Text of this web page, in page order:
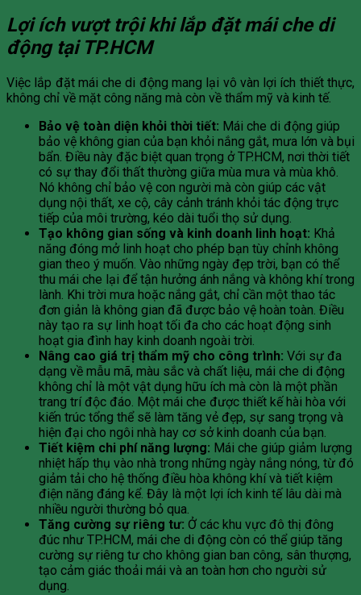
Lợi ích vượt trội khi lắp đặt mái che di
động tại TP.HCM
Việc lắp đặt mái che di động mang lại vô vàn lợi ích thiết thực,
không chỉ về mặt công năng mà còn về thẩm mỹ và kinh tế.
Bảo vệ toàn diện khỏi thời tiết: Mái che di động giúp
bảo vệ không gian của bạn khỏi nắng gắt, mưa lớn và bụi
bẩn. Điều này đặc biệt quan trọng ở TP.HCM, nơi thời tiết
có sự thay đổi thất thường giữa mùa mưa và mùa khô.
Nó không chỉ bảo vệ con người mà còn giúp các vật
dụng nội thất, xe cộ, cây cảnh tránh khỏi tác động trực
tiếp của môi trường, kéo dài tuổi thọ sử dụng.
Tạo không gian sống và kinh doanh linh hoạt: Khả
năng đóng mở linh hoạt cho phép bạn tùy chỉnh không
gian theo ý muốn. Vào những ngày đẹp trời, bạn có thể
thu mái che lại để tận hưởng ánh nắng và không khí trong
lành. Khi trời mưa hoặc nắng gắt, chỉ cần một thao tác
đơn giản là không gian đã được bảo vệ hoàn toàn. Điều
này tạo ra sự linh hoạt tối đa cho các hoạt động sinh
hoạt gia đình hay kinh doanh ngoài trời.
Nâng cao giá trị thẩm mỹ cho công trình: Với sự đa
dạng về mẫu mã, màu sắc và chất liệu, mái che di động
không chỉ là một vật dụng hữu ích mà còn là một phần
trang trí độc đáo. Một mái che được thiết kế hài hòa với
kiến trúc tổng thể sẽ làm tăng vẻ đẹp, sự sang trọng và
hiện đại cho ngôi nhà hay cơ sở kinh doanh của bạn.
Tiết kiệm chi phí năng lượng: Mái che giúp giảm lượng
nhiệt hấp thụ vào nhà trong những ngày nắng nóng, từ đó
giảm tải cho hệ thống điều hòa không khí và tiết kiệm
điện năng đáng kể. Đây là một lợi ích kinh tế lâu dài mà
nhiều người thường bỏ qua.
Tăng cường sự riêng tư: Ở các khu vực đô thị đông
đúc như TP.HCM, mái che di động còn có thể giúp tăng
cường sự riêng tư cho không gian ban công, sân thượng,
tạo cảm giác thoải mái và an toàn hơn cho người sử
dụng.